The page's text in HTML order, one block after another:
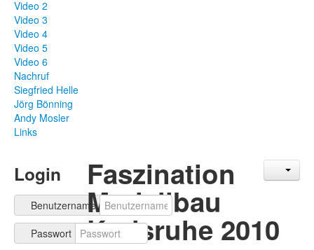
Video 2
Video 3
Video 4
Video 5
Video 6
Nachruf
Siegfried Helle
Jörg Bönning
Andy Mosler
Links
Login
Benutzername
Passwort
Faszination
Modellbau
Karlsruhe 2010